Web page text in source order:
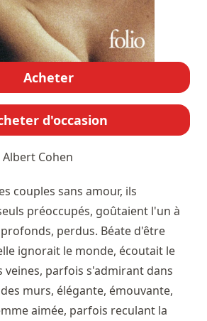
Acheter
d'occasion
Albert Cohen
couples sans amour, ils
préoccupés, goûtaient l'un à
perdus. Béate d'être
ignorait le monde, écoutait le
veines, parfois s'admirant dans
murs, élégante, émouvante,
aimée, parfois reculant la